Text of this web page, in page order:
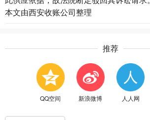
本文由西安收账公司整理
推荐
QQ空间 新浪微博 人人网